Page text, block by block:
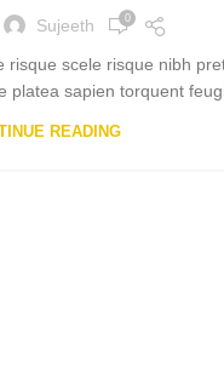
Sujeeth 0
risque scele risque nibh
platea sapien torquent
READING